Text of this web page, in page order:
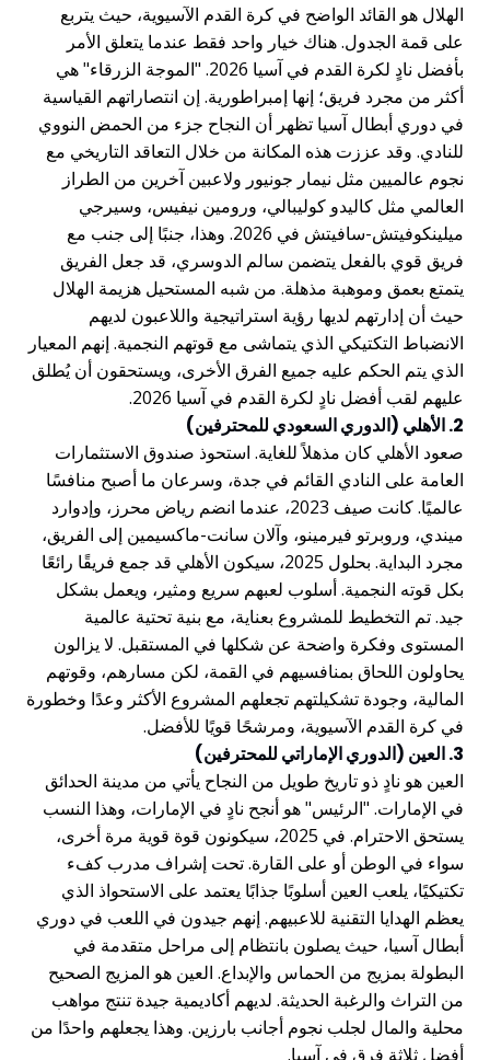
الهلال هو القائد الواضح في كرة القدم الآسيوية، حيث يتربع
على قمة الجدول. هناك خيار واحد فقط عندما يتعلق الأمر
بأفضل نادٍ لكرة القدم في آسيا 2026. "الموجة الزرقاء" هي
أكثر من مجرد فريق؛ إنها إمبراطورية. إن انتصاراتهم القياسية
في دوري أبطال آسيا تظهر أن النجاح جزء من الحمض النووي
للنادي. وقد عززت هذه المكانة من خلال التعاقد التاريخي مع
نجوم عالميين مثل نيمار جونيور ولاعبين آخرين من الطراز
العالمي مثل كاليدو كوليبالي، ورومين نيفيس، وسيرجي
ميلينكوفيتش-سافيتش في 2026. وهذا، جنبًا إلى جنب مع
فريق قوي بالفعل يتضمن سالم الدوسري، قد جعل الفريق
يتمتع بعمق وموهبة مذهلة. من شبه المستحيل هزيمة الهلال
حيث أن إدارتهم لديها رؤية استراتيجية واللاعبون لديهم
الانضباط التكتيكي الذي يتماشى مع قوتهم النجمية. إنهم المعيار
الذي يتم الحكم عليه جميع الفرق الأخرى، ويستحقون أن يُطلق
عليهم لقب أفضل نادٍ لكرة القدم في آسيا 2026.
2. الأهلي (الدوري السعودي للمحترفين)
صعود الأهلي كان مذهلاً للغاية. استحوذ صندوق الاستثمارات
العامة على النادي القائم في جدة، وسرعان ما أصبح منافسًا
عالميًا. كانت صيف 2023، عندما انضم رياض محرز، وإدوارد
ميندي، وروبرتو فيرمينو، وآلان سانت-ماكسيمين إلى الفريق،
مجرد البداية. بحلول 2025، سيكون الأهلي قد جمع فريقًا رائعًا
بكل قوته النجمية. أسلوب لعبهم سريع ومثير، ويعمل بشكل
جيد. تم التخطيط للمشروع بعناية، مع بنية تحتية عالمية
المستوى وفكرة واضحة عن شكلها في المستقبل. لا يزالون
يحاولون اللحاق بمنافسيهم في القمة، لكن مسارهم، وقوتهم
المالية، وجودة تشكيلتهم تجعلهم المشروع الأكثر وعدًا وخطورة
في كرة القدم الآسيوية، ومرشحًا قويًا للأفضل.
3. العين (الدوري الإماراتي للمحترفين)
العين هو نادٍ ذو تاريخ طويل من النجاح يأتي من مدينة الحدائق
في الإمارات. "الرئيس" هو أنجح نادٍ في الإمارات، وهذا النسب
يستحق الاحترام. في 2025، سيكونون قوة قوية مرة أخرى،
سواء في الوطن أو على القارة. تحت إشراف مدرب كفء
تكتيكيًا، يلعب العين أسلوبًا جذابًا يعتمد على الاستحواذ الذي
يعظم الهدايا التقنية للاعبيهم. إنهم جيدون في اللعب في دوري
أبطال آسيا، حيث يصلون بانتظام إلى مراحل متقدمة في
البطولة بمزيج من الحماس والإبداع. العين هو المزيج الصحيح
من التراث والرغبة الحديثة. لديهم أكاديمية جيدة تنتج مواهب
محلية والمال لجلب نجوم أجانب بارزين. وهذا يجعلهم واحدًا من
أفضل ثلاثة فرق في آسيا.